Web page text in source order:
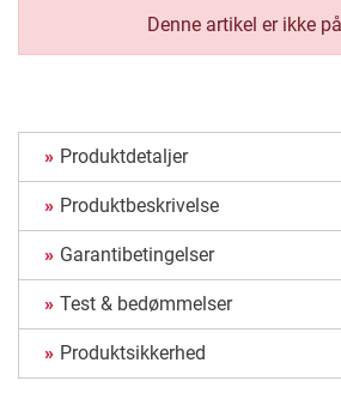
Denne artikel er ikke
Produktdetaljer
Produktbeskrivelse
Garantibetingelser
Test & bedømmelser
Produktsikkerhed